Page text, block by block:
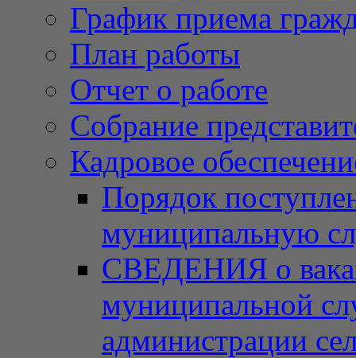
График приема
План работы
Отчет о работе
Собрание
Кадровое
Порядок
муниципальную
СВЕДЕНИЯ о
муниципальной
администрации